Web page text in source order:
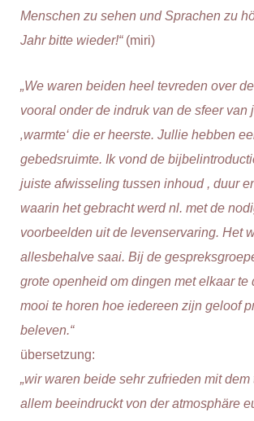
Menschen zu sehen und Sprachen zu
Jahr bitte wieder!“(miri)
„We waren beiden heel tevreden over
vooral onder de indruk van de sfeer van
‚warmte‘ die er heerste. Jullie hebben
gebedsruimte. Ik vond de
juiste afwisseling tussen inhoud , duur
waarin het gebracht werd nl. met de
voorbeelden uit de levenservaring. Het
allesbehalve saai. Bij de
grote openheid om dingen met elkaar te
mooi te horen hoe iedereen zijn geloof
beleven.“
übersetzung:
„wir waren beide sehr zufrieden mit
allem beeindruckt von der atmosphäre